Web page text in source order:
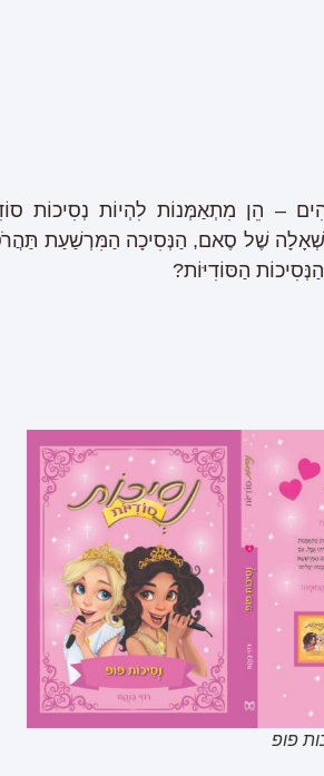
– הֵן מִתְאַמְּנוֹת לִהְיוֹת נְסִיכוֹת
שֶׁל סֶאם, הַנְּסִיכָה הַמִּרְשַׁעַת
הַסּוֹדִיּוֹת?